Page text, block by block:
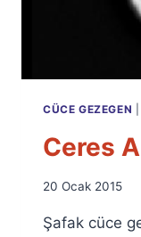
CÜCE GEZEGEN
Ceres
By
Fuat
20 Ocak 2015
Şafak cüce